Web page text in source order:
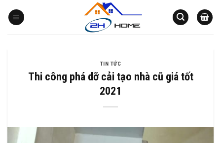
qua
TIN TỨC
Thi công phá dỡ cải tạo nhà cũ giá tốt
2021